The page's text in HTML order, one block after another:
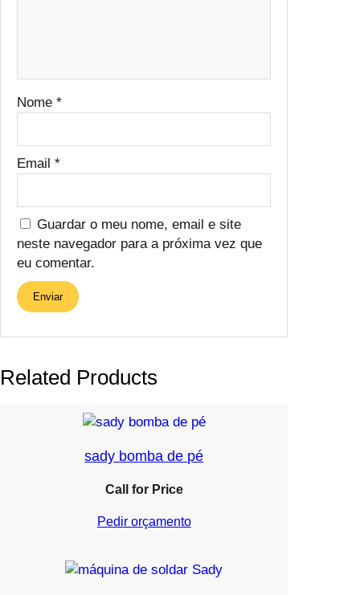
Nome *
Email *
Guardar o meu nome, email e site
neste navegador para a próxima vez que
eu comentar.
Related Products
sady bomba de pé
Call for Price
Pedir orçamento